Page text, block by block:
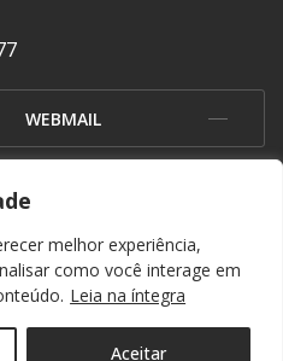
melhor experiência,
como você interage em
Leia na íntegra
Aceitar
WEBMAIL
OUVIDORIA
Todos os direitos reservados. By